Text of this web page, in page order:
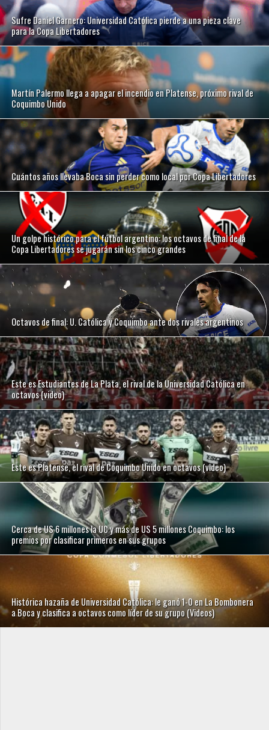
Sufre Daniel Garnero: Universidad Católica pierde a una pieza clave
para la Copa Libertadores
Martín Palermo llega a apagar el incendio en Platense, próximo rival de
Coquimbo Unido
Cuántos años llevaba Boca sin perder como local por Copa Libertadores
Un golpe histórico para el fútbol argentino: los octavos de final de la
Copa Libertadores se jugarán sin los cinco grandes
Octavos de final: U. Católica y Coquimbo ante dos rivales argentinos
Este es Estudiantes de La Plata, el rival de la Universidad Católica en
octavos (video)
Este es Platense, el rival de Coquimbo Unido en octavos (video)
Cerca de US 6 millones la UC y más de US 5 millones Coquimbo: los
premios por clasificar primeros en sus grupos
Histórica hazaña de Universidad Católica: le ganó 1-0 en La Bombonera
a Boca y clasifica a octavos como líder de su grupo (Videos)